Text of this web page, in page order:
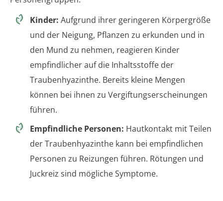
Kinder: Aufgrund ihrer geringeren Körpergröße
und der Neigung, Pflanzen zu erkunden und in
den Mund zu nehmen, reagieren Kinder
empfindlicher auf die Inhaltsstoffe der
Traubenhyazinthe. Bereits kleine Mengen
können bei ihnen zu Vergiftungserscheinungen
führen.
Empfindliche Personen: Hautkontakt mit Teilen
der Traubenhyazinthe kann bei empfindlichen
Personen zu Reizungen führen. Rötungen und
Juckreiz sind mögliche Symptome.